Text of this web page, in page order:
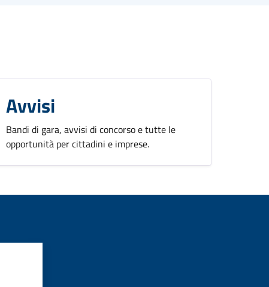
Avvisi
Bandi di gara, avvisi di concorso e tutte le
opportunità per cittadini e imprese.